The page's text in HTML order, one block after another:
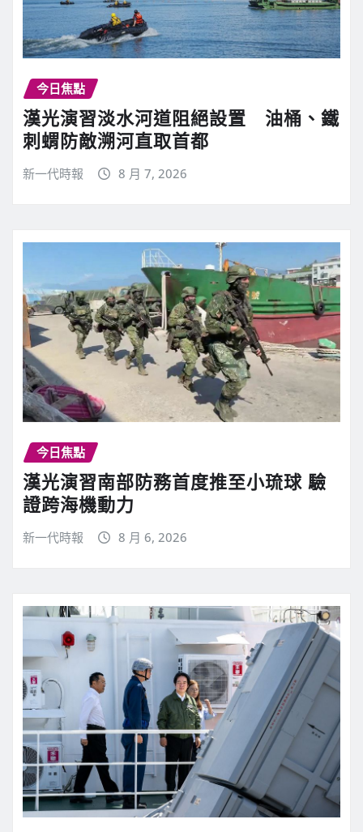
今日焦點
漢光演習淡水河道阻絕設置 油桶、鐵
刺蝟防敵溯河直取首都
新一代時報 8 月 7, 2026
今日焦點
漢光演習南部防務首度推至小琉球 驗
證跨海機動力
新一代時報 8 月 6, 2026